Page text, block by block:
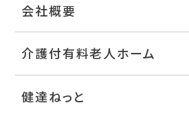
会社概要
介護付有料老人ホーム
健達ねっと